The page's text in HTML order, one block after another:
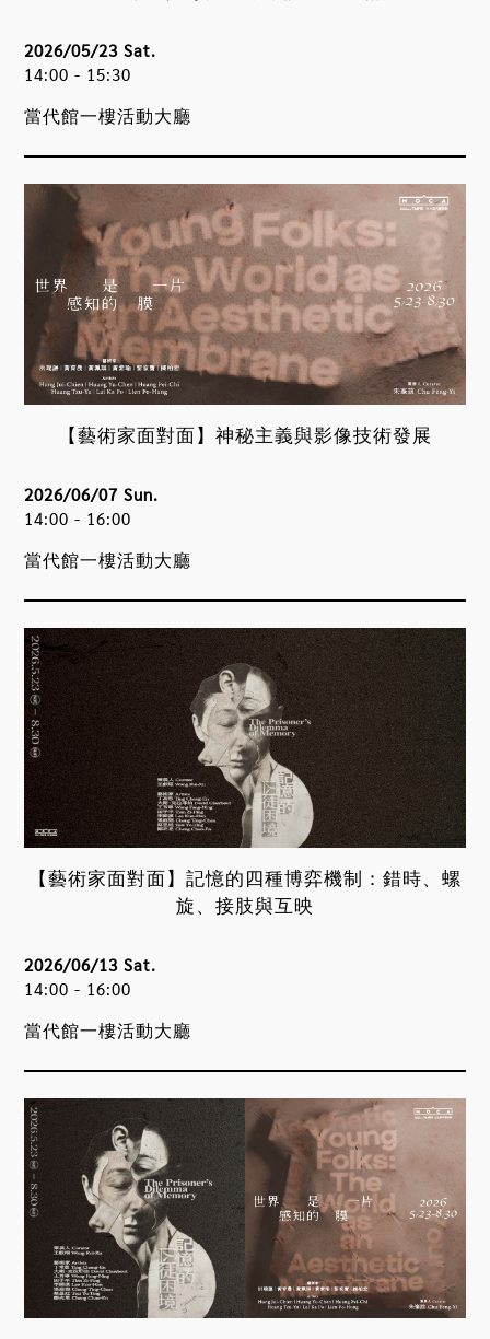
當代館一樓活動大廳
2026/05/23 Sat.
14:00 - 15:30
【藝術家面對面】神秘主義與影像技術發展
當代館一樓活動大廳
2026/06/07 Sun.
14:00 - 16:00
【藝術家面對面】記憶的四種博弈機制：錯時、螺
旋、接肢與互映
當代館一樓活動大廳
2026/06/13 Sat.
14:00 - 16:00